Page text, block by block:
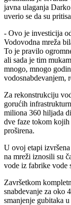
javna ulaganja
uverio se da su
- Ovo je investicija
Vodovodna mreža
To je pravilo
ali sada je tim
mnogo, mnogo
vodosnabdevanjem,
Za rekonstrukciju
gorućih
miliona 360 hiljada
dve faze tokom kojih
proširena.
U ovoj etapi
na mreži iznosili su
vode iz fabrike vode
Završetkom
snabdevanje za oko
smanjenje gubitaka u